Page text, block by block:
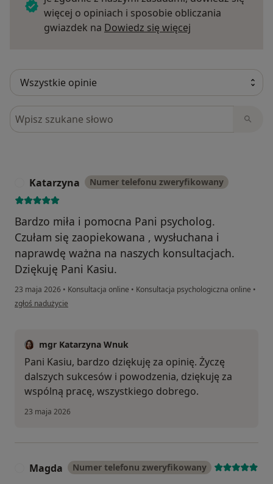
więcej o opiniach i sposobie obliczania
gwiazdek na Dowiedz się więcej
Szukaj w opiniach
Katarzyna Numer telefonu zweryfikowany
Bardzo miła i pomocna Pani psycholog.
Czułam się zaopiekowana , wysłuchana i
naprawdę ważna na naszych konsultacjach.
Dziękuję Pani Kasiu.
23 maja 2026 • Konsultacja online • Konsultacja psychologiczna online •
w opinii użytkownika Katarzyna
zgłoś nadużycie
mgr Katarzyna Wnuk
Pani Kasiu, bardzo dziękuję za opinię. Życzę
dalszych sukcesów i powodzenia, dziękuję za
wspólną pracę, wszystkiego dobrego.
23 maja 2026
Magda Numer telefonu zweryfikowany